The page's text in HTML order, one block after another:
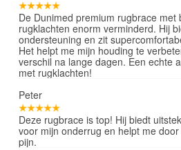
De Dunimed premium rugbrace met
rugklachten enorm verminderd. Hij
ondersteuning en zit
Het helpt me mijn houding te
verschil na lange dagen. Een echte
met rugklachten!
Peter
Deze rugbrace is top! Hij biedt
voor mijn onderrug en helpt me
pijn.